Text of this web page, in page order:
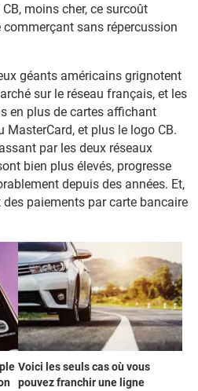
moins cher, ce surcoût
sans répercussion
géants américains grignotent
sur le réseau français, et les
en plus de cartes affichant
et plus le logo CB.
par les deux réseaux
bien plus élevés, progresse
depuis des années. Et,
paiements par carte bancaire
Voici les seuls cas où vous
pouvez franchir une ligne